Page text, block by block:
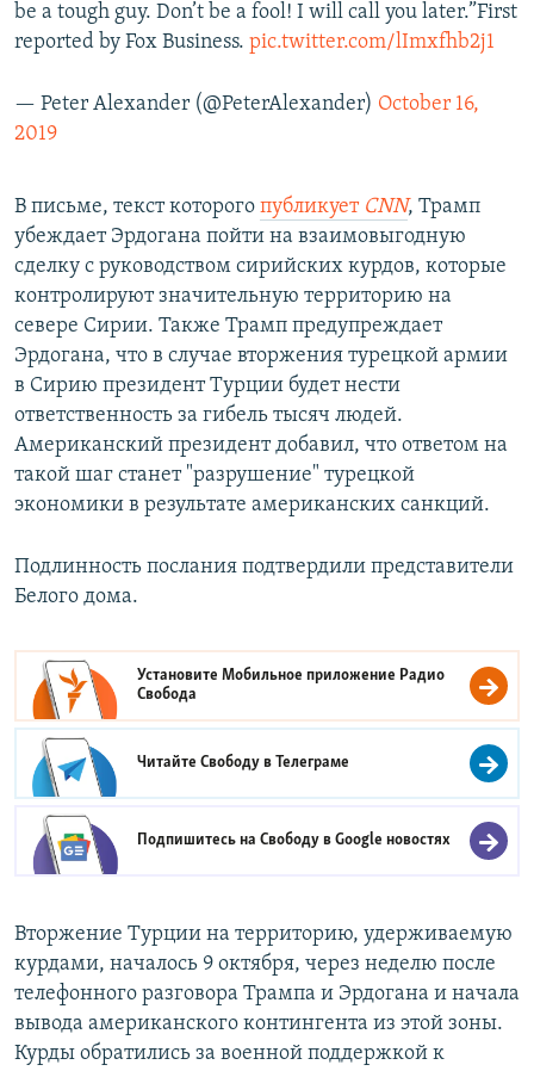
be a tough guy. Don’t be a fool! I will call you later.”First
reported by Fox Business. pic.twitter.com/lImxfhb2j1
— Peter Alexander (@PeterAlexander) October 16,
2019
В письме, текст которого публикует CNN, Трамп
убеждает Эрдогана пойти на взаимовыгодную
сделку с руководством сирийских курдов, которые
контролируют значительную территорию на
севере Сирии. Также Трамп предупреждает
Эрдогана, что в случае вторжения турецкой армии
в Сирию президент Турции будет нести
ответственность за гибель тысяч людей.
Американский президент добавил, что ответом на
такой шаг станет "разрушение" турецкой
экономики в результате американских санкций.
Подлинность послания подтвердили представители
Белого дома.
Установите Мобильное приложение Радио
Свобода
Читайте Свободу вТелеграме
Подпишитесь на Свободу вGoogle новостях
Вторжение Турции на территорию, удерживаемую
курдами, началось 9 октября, через неделю после
телефонного разговора Трампа и Эрдогана и начала
вывода американского контингента из этой зоны.
Курды обратились за военной поддержкой к